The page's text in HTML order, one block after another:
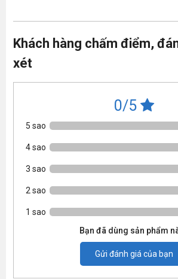
Khách hàng chấm điểm,
xét
0/5
5 sao
4 sao
3 sao
2 sao
1 sao
Bạn đã dùng sản phẩm
Gửi đánh giá của bạn